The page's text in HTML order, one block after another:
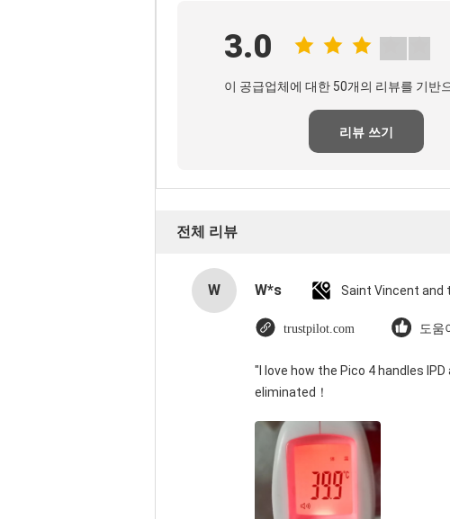
3.0
이 공급업체에 대한 50개의 리뷰를 기반
리뷰 쓰기
전체 리뷰
W W*s
trustpilot.com 도움
"I love how the Pico 4 handles
eliminated！